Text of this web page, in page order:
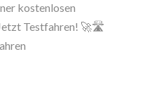
kostenlosen
Testfahren! 🚀🛣️